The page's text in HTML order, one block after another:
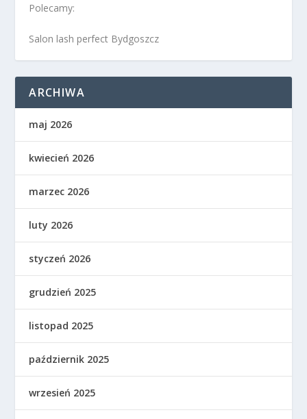
Polecamy:
Salon lash perfect Bydgoszcz
ARCHIWA
maj 2026
kwiecień 2026
marzec 2026
luty 2026
styczeń 2026
grudzień 2025
listopad 2025
październik 2025
wrzesień 2025